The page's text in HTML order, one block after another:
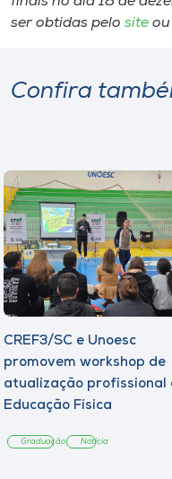
ser obtidas pelo site ou
Confira
CREF3/SC e Unoesc
promovem workshop de
atualização profissional
Educação Física
Graduação Notícia